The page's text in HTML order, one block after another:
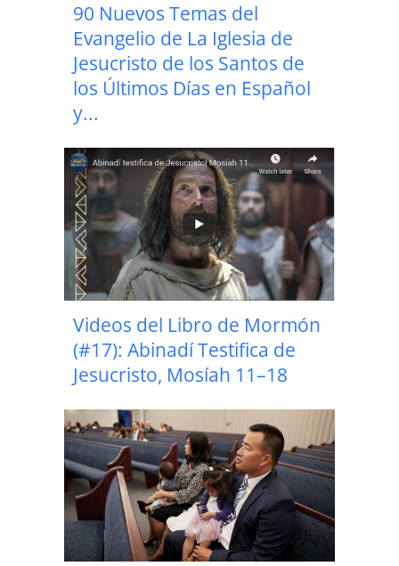
90 Nuevos Temas del
Evangelio de La Iglesia de
Jesucristo de los Santos de
los Últimos Días en Español
y...
Videos del Libro de Mormón
(#17): Abinadí Testifica de
Jesucristo, Mosíah 11–18